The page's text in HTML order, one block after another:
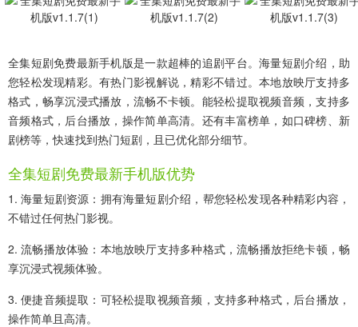
全集短剧免费最新手机版是一款超棒的追剧平台。海量短剧介绍，助
您轻松发现精彩。有热门影视解说，精彩不错过。本地放映厅支持多
格式，畅享沉浸式播放，流畅不卡顿。能轻松提取视频音频，支持多
音频格式，后台播放，操作简单高清。还有丰富榜单，如口碑榜、新
剧榜等，快速找到热门短剧，且已优化部分细节。
全集短剧免费最新手机版优势
1. 海量短剧资源：拥有海量短剧介绍，帮您轻松发现各种精彩内容，
不错过任何热门影视。
2. 流畅播放体验：本地放映厅支持多种格式，流畅播放拒绝卡顿，畅
享沉浸式视频体验。
3. 便捷音频提取：可轻松提取视频音频，支持多种格式，后台播放，
操作简单且高清。